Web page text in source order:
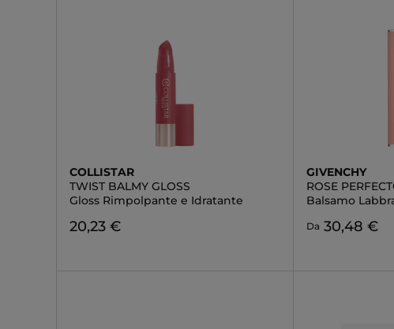
COLLISTAR
TWIST BALMY GLOSS
Gloss Rimpolpante e Idratante
20,23 €
GIVENCHY
ROSE
Balsamo
Da 30,48 €